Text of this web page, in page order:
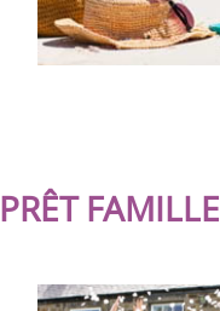
PRÊT FAMILLE